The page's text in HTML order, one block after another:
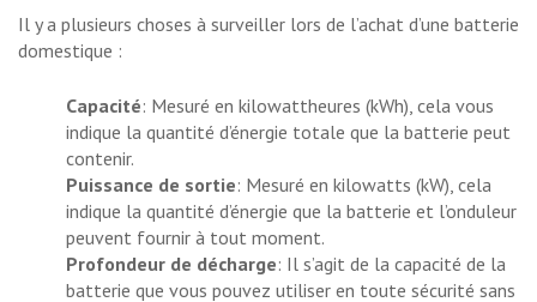
Il y a plusieurs choses à surveiller lors de l’achat d’une batterie
domestique :
Capacité: Mesuré en kilowattheures (kWh), cela vous
indique la quantité d’énergie totale que la batterie peut
contenir.
Puissance de sortie: Mesuré en kilowatts (kW), cela
indique la quantité d’énergie que la batterie et l’onduleur
peuvent fournir à tout moment.
Profondeur de décharge: Il s’agit de la capacité de la
batterie que vous pouvez utiliser en toute sécurité sans